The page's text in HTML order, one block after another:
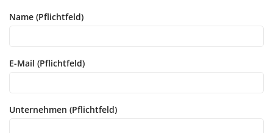
Name (Pflichtfeld)
E-Mail (Pflichtfeld)
Unternehmen (Pflichtfeld)